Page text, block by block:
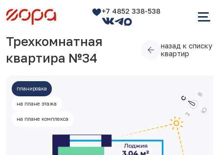
+7 4852 338-538
Трехкомнатная
квартира №34
назад к списку
квартир
планировка
на плане этажа
на плане комплекса